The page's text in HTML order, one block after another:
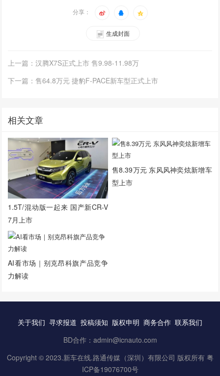
分享：
生成封面
上一篇：汉腾X7S正式上市 售9.98-11.98万
下一篇：售64.8万元 捷豹F-PACE新车型正式上市
相关文章
1.5T/混动版一起来 国产新CR-V
7月上市
售8.39万元 东风风神奕炫新增车
型上市
AI看市场｜别克昂科旗产品竞争
力解读
关于我们 寻求报道 投稿须知 版权申明 商务合作 联系我们
BD合作：admin@icnauto.com
Copyright © 2023.新车在线.路通传媒（深圳）有限公司 版权所有 粤
ICP备19076700号